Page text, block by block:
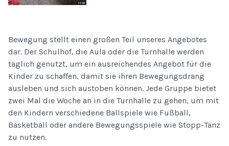
Bewegung stellt einen großen Teil unseres Angebotes
dar. Der Schulhof, die Aula oder die Turnhalle werden
täglich genutzt, um ein ausreichendes Angebot für die
Kinder zu schaffen, damit sie ihren Bewegungsdrang
ausleben und sich austoben können. Jede Gruppe bietet
zwei Mal die Woche an in die Turnhalle zu gehen, um mit
den Kindern verschiedene Ballspiele wie Fußball,
Basketball oder andere Bewegungsspiele wie Stopp-Tanz
zu nutzen.